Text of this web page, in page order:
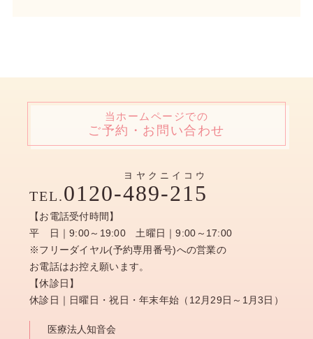
当ホームページでの
ご予約・お問い合わせ
TEL.0120-489-215
ヨヤクニイコウ
【お電話受付時間】
平 日｜9:00～19:00 土曜日｜9:00～17:00
※フリーダイヤル(予約専用番号)への営業の
お電話はお控え願います。
【休診日】
休診日｜日曜日・祝日・年末年始（12月29日～1月3日）
医療法人知音会